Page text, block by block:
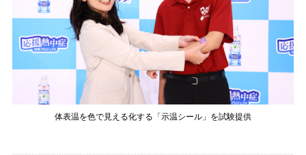
体表温を色で見える化する「示温シール」を試験提供